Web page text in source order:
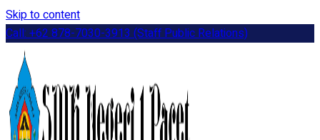
Skip to content
Call: +62 878-7030-3913 (Staff Public Relations)